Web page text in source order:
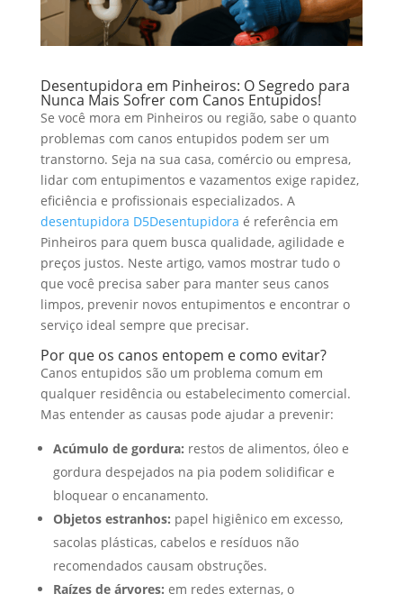
Desentupidora em Pinheiros: O Segredo para
Nunca Mais Sofrer com Canos Entupidos!
Se você mora em Pinheiros ou região, sabe o quanto
problemas com canos entupidos podem ser um
transtorno. Seja na sua casa, comércio ou empresa,
lidar com entupimentos e vazamentos exige rapidez,
eficiência e profissionais especializados. A
desentupidora D5Desentupidora é referência em
Pinheiros para quem busca qualidade, agilidade e
preços justos. Neste artigo, vamos mostrar tudo o
que você precisa saber para manter seus canos
limpos, prevenir novos entupimentos e encontrar o
serviço ideal sempre que precisar.
Por que os canos entopem e como evitar?
Canos entupidos são um problema comum em
qualquer residência ou estabelecimento comercial.
Mas entender as causas pode ajudar a prevenir:
Acúmulo de gordura: restos de alimentos, óleo e
gordura despejados na pia podem solidificar e
bloquear o encanamento.
Objetos estranhos: papel higiênico em excesso,
sacolas plásticas, cabelos e resíduos não
recomendados causam obstruções.
Raízes de árvores: em redes externas, o